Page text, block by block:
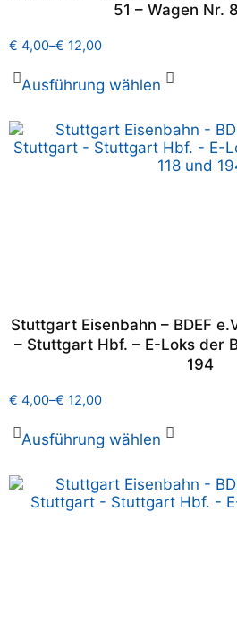
51 – Wagen Nr.
€ 4,00–€ 12,00
Ausführung wählen
Stuttgart Eisenbahn – BDEF
– Stuttgart Hbf. – E-Loks der
194
€ 4,00–€ 12,00
Ausführung wählen